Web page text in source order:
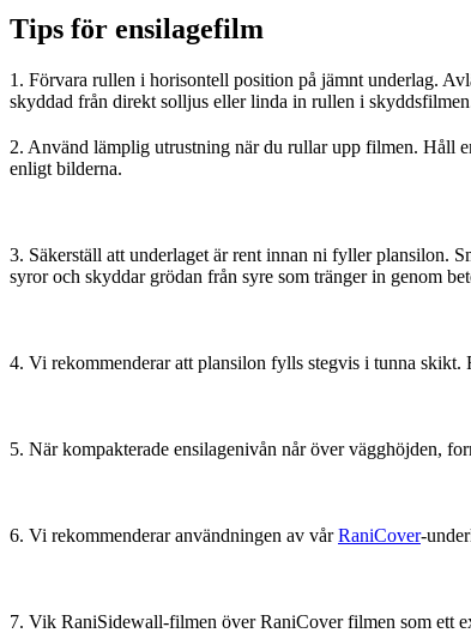
Tips för ensilagefilm
1. Förvara rullen i horisontell position på jämnt underlag.
skyddad från direkt solljus eller linda in rullen i
2. Använd lämplig utrustning när du rullar upp filmen. Håll
enligt bilderna.
3. Säkerställ att underlaget är rent innan ni fyller plansilon.
syror och skyddar grödan från syre som tränger in genom
4. Vi rekommenderar att plansilon fylls stegvis i tunna skikt.
5. När kompakterade ensilagenivån når över vägghöjden,
6. Vi rekommenderar användningen av vårRaniCover-
7. Vik RaniSidewall-filmen över RaniCover filmen som ett